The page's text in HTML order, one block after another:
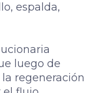
espalda,
luego de
regeneración